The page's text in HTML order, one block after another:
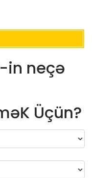
in neçə
Üçün?